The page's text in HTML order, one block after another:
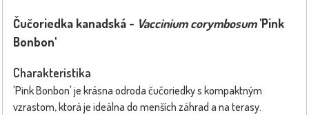
Čučoriedka kanadská - Vaccinium corymbosum'Pink
Bonbon'
Charakteristika
'Pink Bonbon' je krásna odroda čučoriedky s kompaktným
vzrastom, ktorá je ideálna do menších záhrad a na terasy.